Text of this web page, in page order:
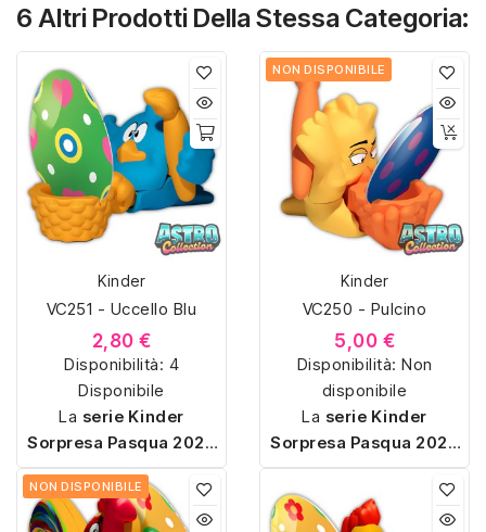
6 Altri Prodotti Della Stessa Categoria:
Kinder
VC251 - Uccello Blu
2,80 €
Disponibilità: 4
Disponibile
La serie Kinder
Sorpresa Pasqua 2026
comprende le classiche
sorpresine degli ovetti
piccoli, con miniature da
NON DISPONIBILE
Kinder
VC250 - Pulcino
5,00 €
Disponibilità: Non
disponibile
La serie Kinder
Sorpresa Pasqua 2026
comprende le classiche
sorpresine degli ovetti
piccoli, con miniature da
NON DISPONIBILE